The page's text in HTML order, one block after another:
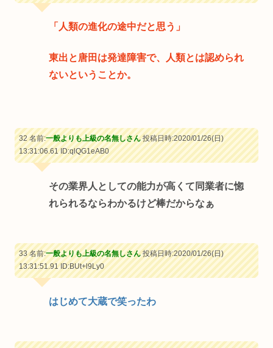
「人類の進化の途中だと思う」
東出と唐田は発達障害で、人類とは認められ
ないということか。
32 名前:一般よりも上級の名無しさん投稿日時:2020/01/26(日)
13:31:06.61ID:qlQG1eAB0
その業界人としての能力が高くて同業者に惚
れられるならわかるけど棒だからなぁ
33 名前:一般よりも上級の名無しさん投稿日時:2020/01/26(日)
13:31:51.91ID:BUt+l9Ly0
はじめて大蔵で笑ったわ